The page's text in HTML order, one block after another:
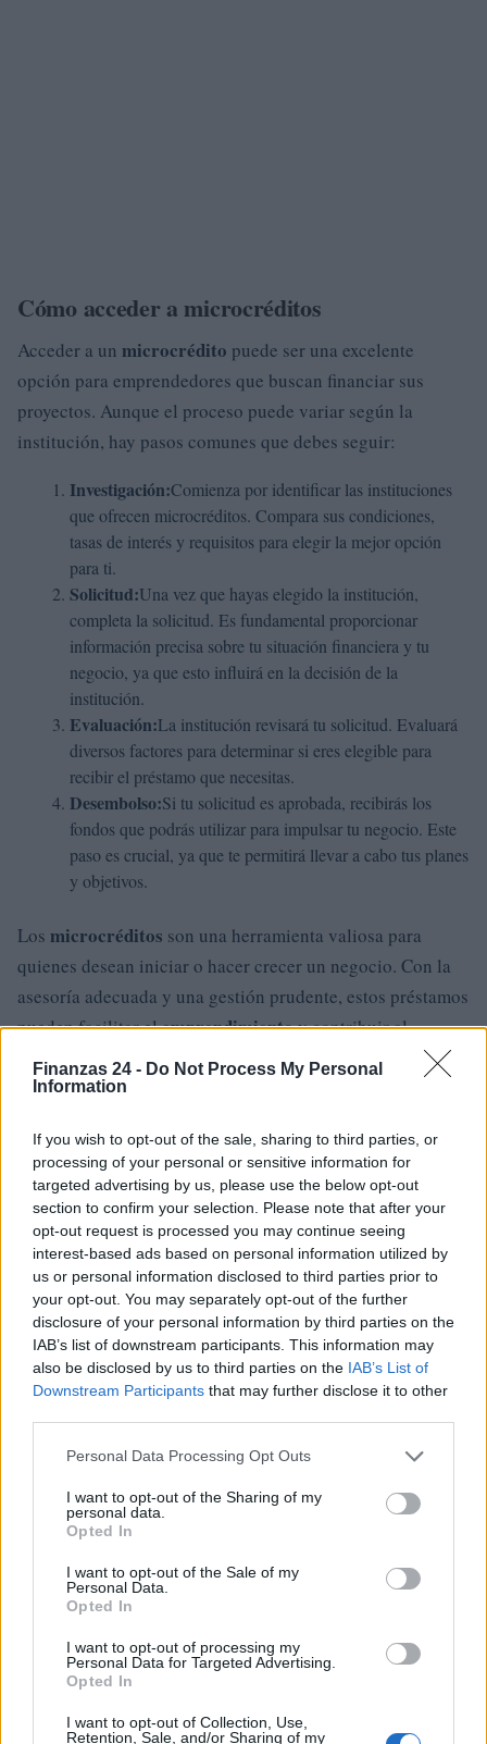
Finanzas 24 - Do Not Process My Personal
Information
If you wish to opt-out of the sale, sharing to third parties, or
processing of your personal or sensitive information for
targeted advertising by us, please use the below opt-out
section to confirm your selection. Please note that after your
opt-out request is processed you may continue seeing
interest-based ads based on personal information utilized by
us or personal information disclosed to third parties prior to
your opt-out. You may separately opt-out of the further
disclosure of your personal information by third parties on the
IAB’s list of downstream participants. This information may
also be disclosed by us to third parties on the IAB’s List of
Downstream Participants that may further disclose it to other
Please note that this website/app uses one or more Google
not limited to your visit or usage behaviour. You may click to
grant or deny consent to Google and its third-party tags to
use your data for below specified purposes in below Google
consent section.
Personal Data Processing Opt Outs
I want to opt-out of the Sharing of my
personal data.
Opted In
I want to opt-out of the Sale of my
Personal Data.
Opted In
I want to opt-out of processing my
Personal Data for Targeted Advertising.
Opted In
I want to opt-out of Collection, Use,
Retention, Sale, and/or Sharing of my
Cómo acceder a microcréditos
Acceder a un microcrédito puede ser una excelente
opción para emprendedores que buscan financiar sus
proyectos. Aunque el proceso puede variar según la
institución, hay pasos comunes que debes seguir:
Investigación:Comienza por identificar las instituciones
que ofrecen microcréditos. Compara sus condiciones,
tasas de interés y requisitos para elegir la mejor opción
para ti.
Solicitud:Una vez que hayas elegido la institución,
completa la solicitud. Es fundamental proporcionar
información precisa sobre tu situación financiera y tu
negocio, ya que esto influirá en la decisión de la
institución.
Evaluación:La institución revisará tu solicitud. Evaluará
diversos factores para determinar si eres elegible para
recibir el préstamo que necesitas.
Desembolso:Si tu solicitud es aprobada, recibirás los
fondos que podrás utilizar para impulsar tu negocio. Este
paso es crucial, ya que te permitirá llevar a cabo tus planes
y objetivos.
Los microcréditos son una herramienta valiosa para
quienes desean iniciar o hacer crecer un negocio. Con la
asesoría adecuada y una gestión prudente, estos préstamos
pueden facilitar elemprendimientoy contribuir al
desarrollo económico en diversas comunidades.
AUTOR
Staff
Sigue leyendo